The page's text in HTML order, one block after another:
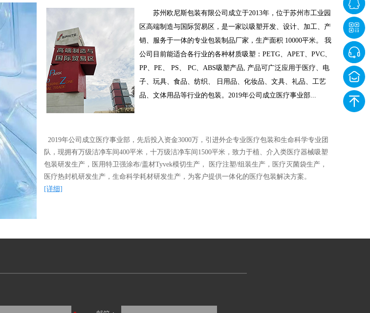
苏州欧尼斯包装有限公司成立于2013年，位于苏州市工业园
区高端制造与国际贸易区，是一家以吸塑开发、设计、加工、产
销、服务于一体的专业包装制品厂家，生产面积 10000平米。 我
公司目前能适合各行业的各种材质吸塑：PETG、APET、PVC、
PP、PE、 PS、 PC、ABS吸塑产品, 产品可广泛应用于医疗、电
子、玩具、食品、纺织、 日用品、化妆品、文具、礼品、工艺
品、文体用品等行业的包装。2019年公司成立医疗事业部...
2019年公司成立医疗事业部，先后投入资金3000万，引进外企专业医疗包装和生命科学专业团
队，现拥有万级洁净车间400平米，十万级洁净车间1500平米，致力于植、介入类医疗器械吸塑
包装研发生产，医用特卫强涂布/盖材Tyvek模切生产， 医疗注塑/组装生产，医疗灭菌袋生产，
医疗热封机研发生产，生命科学耗材研发生产，为客户提供一体化的医疗包装解决方案。
[详细]